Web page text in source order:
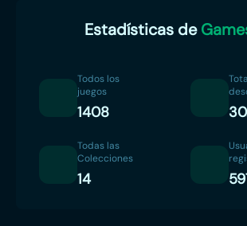
Estadísticas de
Todos los
juegos
1408
Todas las
Colecciones
14